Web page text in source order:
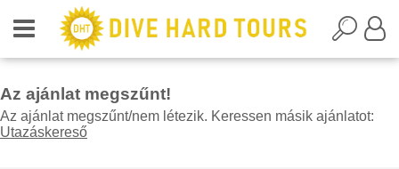
Az ajánlat megszűnt!
Az ajánlat megszűnt/nem létezik. Keressen másik ajánlatot:
Utazáskereső